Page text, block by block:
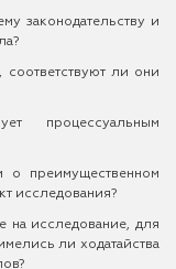
законодательству и
ли они
процессуальным
о преимущественном
исследования?
на исследование, для
ли ходатайства